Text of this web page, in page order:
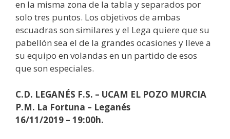
en la misma zona de la tabla y separados por
solo tres puntos. Los objetivos de ambas
escuadras son similares y el Lega quiere que su
pabellón sea el de la grandes ocasiones y lleve a
su equipo en volandas en un partido de esos
que son especiales.
C.D. LEGANÉS F.S. – UCAM EL POZO MURCIA
P.M. La Fortuna – Leganés
16/11/2019 – 19:00h.